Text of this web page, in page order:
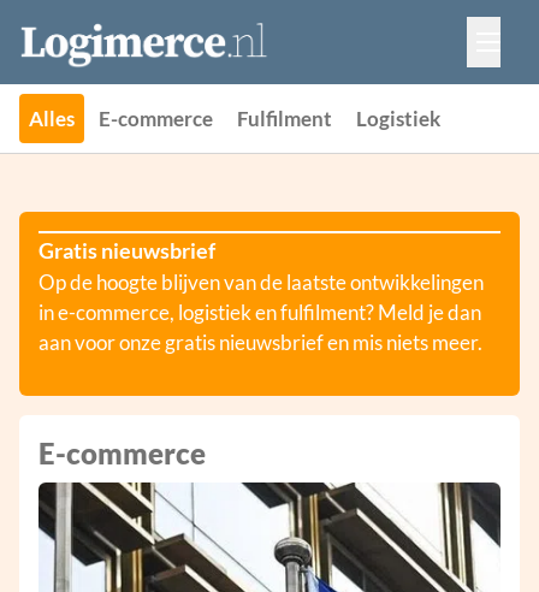
Vacatures
Events
Adverteren
Partners
Alles E-commerce Fulfilment Logistiek
Gratis nieuwsbrief
Op de hoogte blijven van de laatste ontwikkelingen
in e-commerce, logistiek en fulfilment? Meld je dan
aan voor onze gratis nieuwsbrief en mis niets meer.
E-commerce